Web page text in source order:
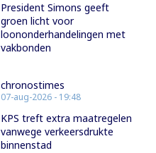
President Simons geeft
groen licht voor
loononderhandelingen met
vakbonden
chronostimes
07-aug-2026 - 19:48
KPS treft extra maatregelen
vanwege verkeersdrukte
binnenstad